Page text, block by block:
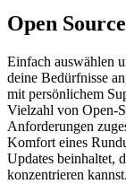
Open
Einfach auswählen
deine Bedürfnisse
mit persönlichem
Vielzahl von Open-
Anforderungen
Komfort eines
Updates beinhaltet,
konzentrieren kannst.